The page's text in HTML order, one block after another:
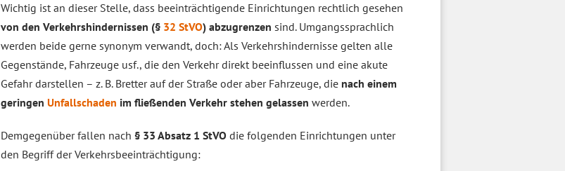
Wichtig ist an dieser Stelle, dass beeinträchtigende Einrichtungen rechtlich gesehen
von den Verkehrshindernissen (§ 32 StVO) abzugrenzen sind. Umgangssprachlich
werden beide gerne synonym verwandt, doch: Als Verkehrshindernisse gelten alle
Gegenstände, Fahrzeuge usf., die den Verkehr direkt beeinflussen und eine akute
Gefahr darstellen – z. B. Bretter auf der Straße oder aber Fahrzeuge, die nach einem
geringen Unfallschaden im fließenden Verkehr stehen gelassen werden.
Demgegenüber fallen nach § 33 Absatz 1 StVO die folgenden Einrichtungen unter
den Begriff der Verkehrsbeeinträchtigung: